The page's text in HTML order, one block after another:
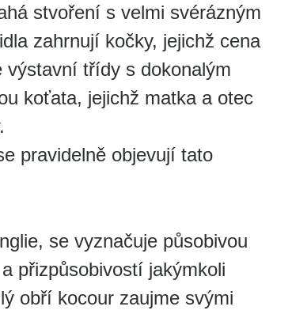
stvoření s velmi svérázným
zahrnují kočky, jejichž cena
výstavní třídy s dokonalým
koťata, jejichž matka a otec
pravidelně objevují tato
se vyznačuje působivou
přizpůsobivostí jakýmkoli
obří kocour zaujme svými